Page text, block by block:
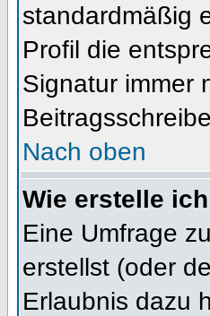
standardmäßig
Profil die
Signatur immer
Nach oben
Wie erstelle
Eine Umfrage
erstellst (oder
Erlaubnis dazu